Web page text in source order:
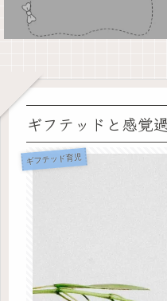
ギフテッドと感覚
ギフテッド育児